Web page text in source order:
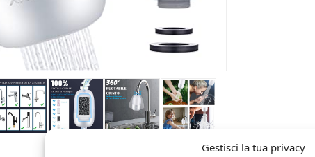
Gestisci la tua privacy